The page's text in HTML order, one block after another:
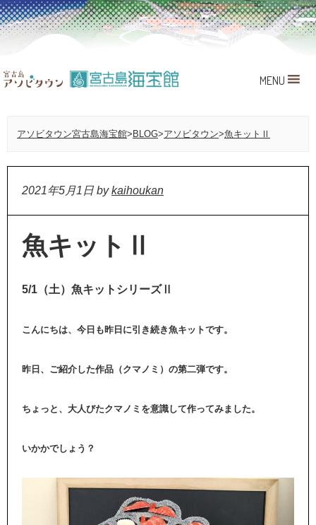
MENU
アソビタウン宮古島海宝館> BLOG>アソビタウン>魚キットⅡ
2021年5月1日 bykaihoukan
魚キットⅡ
5/1（土）魚キットシリーズⅡ
こんにちは、今日も昨日に引き続き魚キットです。
昨日、ご紹介した作品（クマノミ）の第二弾です。
ちょっと、大人びたクマノミを意識して作ってみました。
いかかでしょう？